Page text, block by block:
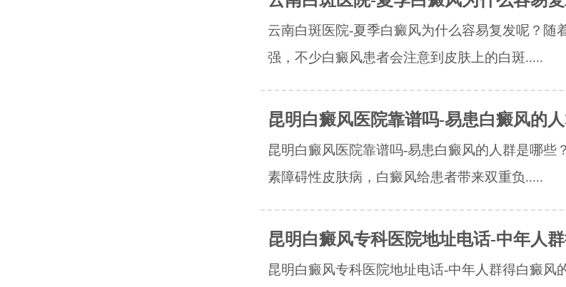
云南白斑医院-夏季白癜风为什么容易复发呢？随
强，不少白癜风患者会注意到皮肤上的白斑.....
昆明白癜风医院靠谱吗-易患白癜风的
昆明白癜风医院靠谱吗-易患白癜风的人群是哪些
素障碍性皮肤病，白癜风给患者带来双重负.....
昆明白癜风专科医院地址电话-中年人
昆明白癜风专科医院地址电话-中年人群得白癜风